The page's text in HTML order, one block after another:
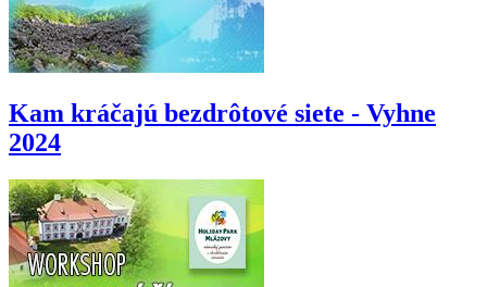
Kam kráčajú bezdrôtové siete - Vyhne
2024